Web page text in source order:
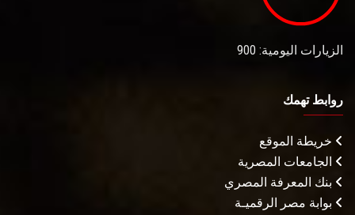
الزيارات اليومية: 900
روابط تهمك
خريطة الموقع
الجامعات المصرية
بنك المعرفة المصري
بوابة مصر الرقميـة